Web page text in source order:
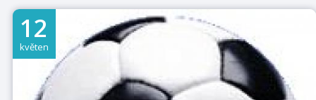
8:30 - Městský dechový orchestr Kopřivnice 9:30 -
Zahájení sportovních her 11:00 - Country skupina
Kondoři 18:30 - Galavečer + předání cen
12
květen